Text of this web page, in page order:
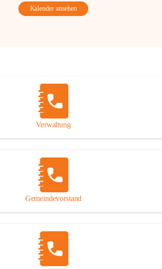
Kalender ansehen
Verwaltung
Gemeindevorstand